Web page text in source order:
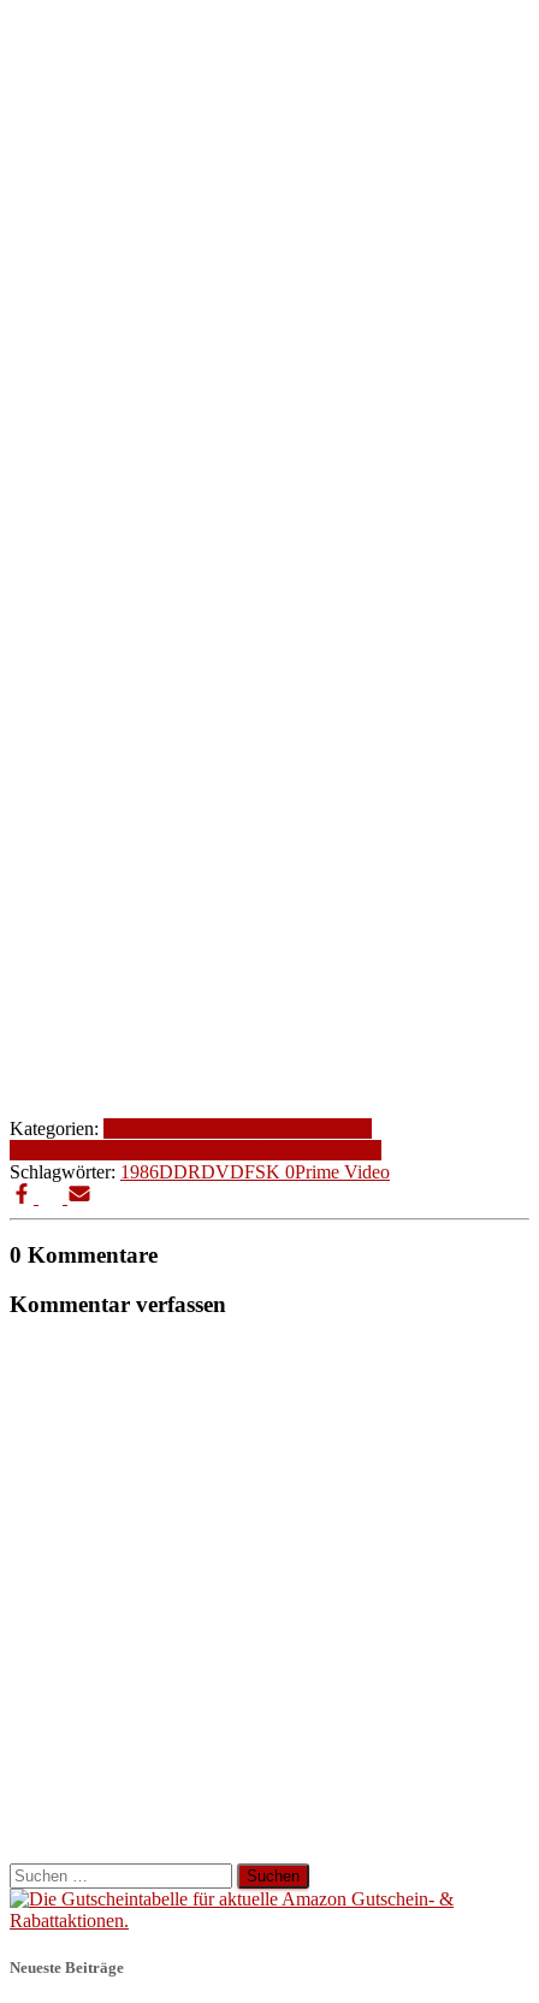
Kategorien:
Schlagwörter: 1986DDRDVDFSK 0Prime Video
0 Kommentare
Kommentar verfassen
Suchen
nach:
Neueste Beiträge